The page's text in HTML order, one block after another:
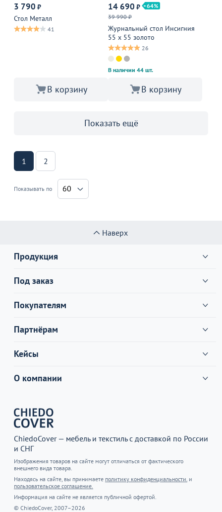
3 790 ₽
Стол Металл
41
В корзину
14 690 ₽
64
39 990 ₽
Журнальный стол Инсигния
55 х 55 золото
26
В наличии 44 шт.
В корзину
Показать ещё
1 2
Показывать по 60
Наверх
Продукция
Под заказ
Покупателям
Партнёрам
Кейсы
О компании
ChiedoCover — мебель и текстиль с доставкой по России
и СНГ
Изображения товаров на сайте могут отличаться от фактического
внешнего вида товара.
Находясь на сайте, вы принимаете политику конфиденциальности. и
пользовательское соглашение.
Информация на сайте не является публичной офертой.
© ChiedoCover, 2007–2026